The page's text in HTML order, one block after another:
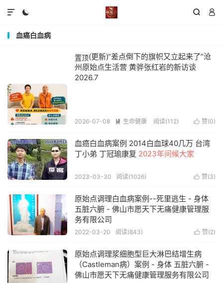
  

血癌白血病
置顶(更新)“差点倒下的旗帜又立起来了”沧
州原始点生活营 黄骅张红岩的新访谈
2026.7
 赞(0)
2026-07-08  生命健康 阅读(112)
血癌白血病案例 2014白血球40几万 台湾
丁小弟 丁冠瑜康复 2023年问候大家
 赞(3)
2023-03-30 阅读(1026)
原始点调理白血病案例--死里逃生 - 身体
五脏六腑 - 佛山市愿天下无痛健康管理服
务有限公司
 赞(2)
2022-03-20 阅读(843)
原始点调理浆细胞型巨大淋巴结增生病
（CastIeman病）案例 - 身体 五脏六腑 -
佛山市愿天下无痛健康管理服务有限公司